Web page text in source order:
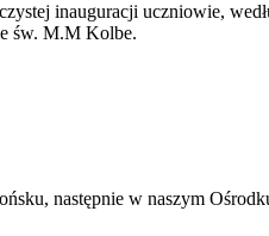
inauguracji uczniowie,
św. M.M Kolbe.
następnie w naszym